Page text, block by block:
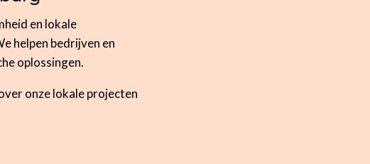
en lokale
helpen bedrijven en
oplossingen.
onze lokale projecten